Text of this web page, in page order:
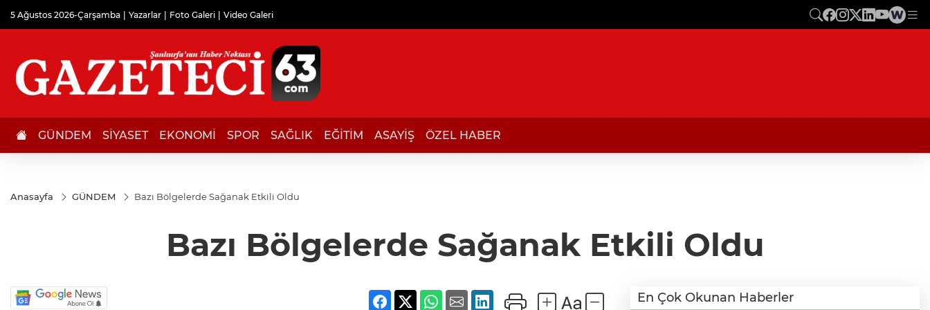
5 Ağustos 2026-Çarşamba Yazarlar Foto Galeri Video Galeri
GÜNDEM SİYASET EKONOMİ SPOR SAĞLIK EĞİTİM ASAYİŞ ÖZEL HABER
Anasayfa GÜNDEM Bazı Bölgelerde Sağanak Etkili Oldu
Bazı Bölgelerde Sağanak Etkili Oldu
En Çok Okunan Haberler